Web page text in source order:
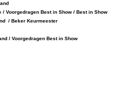
Best in Show / Best in Show
Keurmeester
Best in Show